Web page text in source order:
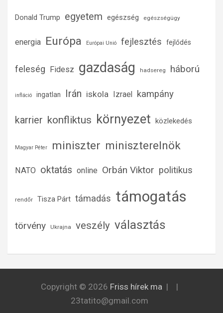
Donald Trump egyetem egészség egészségügy
energia Európa Európai Unió fejlesztés fejlődés
feleség Fidesz gazdaság hadsereg háború
infláció ingatlan Irán iskola Izrael kampány
karrier konfliktus környezet közlekedés
Magyar Péter miniszter miniszterelnök
NATO oktatás online Orbán Viktor politikus
rendőr Tisza Párt támadás támogatás
törvény Ukrajna veszély választás
Copyright © 2026 Friss hírek ma
23tatito@gmail.com